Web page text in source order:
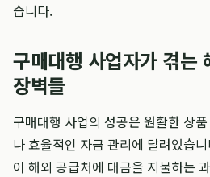
습니다.
구매대행 사업자가 겪는
장벽들
구매대행 사업의 성공은 원활한 상
나 효율적인 자금 관리에 달려있습
이 해외 공급처에 대금을 지불하는